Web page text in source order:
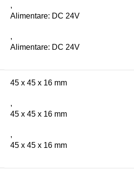
,
Alimentare: DC 24V
,
Alimentare: DC 24V
45 x 45 x 16 mm
,
45 x 45 x 16 mm
,
45 x 45 x 16 mm